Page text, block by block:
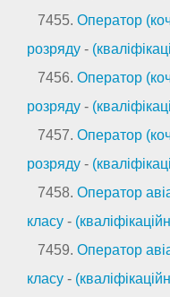
7455. Оператор
розряду -
7456. Оператор
розряду -
7457. Оператор
розряду -
7458. Оператор
класу -
7459. Оператор
класу -